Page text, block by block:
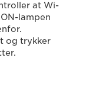
at Wi-
lampen
og trykker